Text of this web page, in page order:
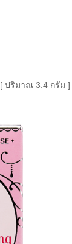
[ ปริมาณ 3.4 กรัม ]